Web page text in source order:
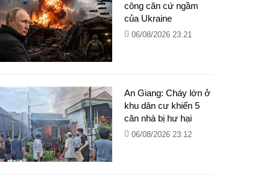
công căn cứ ngầm
của Ukraine
06/08/2026 23:21
An Giang: Cháy lớn ở
khu dân cư khiến 5
căn nhà bị hư hại
06/08/2026 23:12